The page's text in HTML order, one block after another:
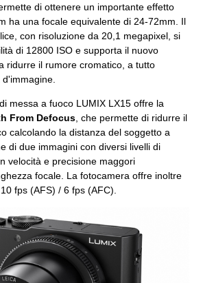
di ottenere un importante effetto
ha una focale equivalente di 24-72mm. Il
con risoluzione da 20,1 megapixel, si
di 12800 ISO e supporta il nuovo
ridurre il rumore cromatico, a tutto
messa a fuoco LUMIX LX15 offre la
From Defocus , che permette di ridurre il
calcolando la distanza del soggetto a
di due immagini con diversi livelli di
velocità e precisione maggori
focale. La fotocamera offre inoltre
fps (AFS) / 6 fps (AFC).